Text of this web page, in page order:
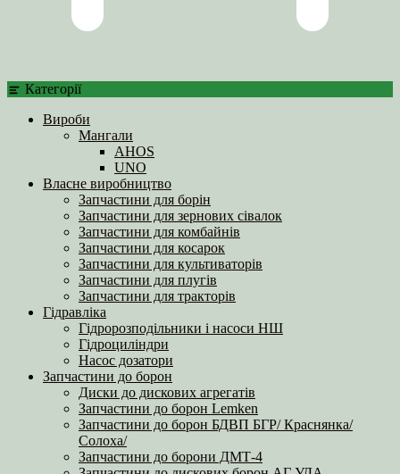
Категорії
Вироби
Мангали
AHOS
UNO
Власне виробництво
Запчастини для борін
Запчастини для зернових сівалок
Запчастини для комбайнів
Запчастини для косарок
Запчастини для культиваторів
Запчастини для плугів
Запчастини для тракторів
Гідравліка
Гідророзподільники і насоси НШ
Гідроциліндри
Насос дозатори
Запчастини до борон
Диски до дискових агрегатів
Запчастини до борон Lemken
Запчастини до борон БДВП БГР/ Краснянка/
Солоха/
Запчастини до борони ДМТ-4